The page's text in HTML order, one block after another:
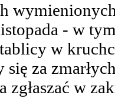
- w
w
za
zgłaszać w